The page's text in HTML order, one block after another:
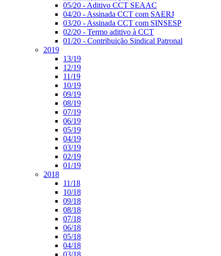
05/20 - Aditivo CCT SEAAC
04/20 - Assinada CCT com SAERJ
03/20 - Assinada CCT com SINSESP
02/20 - Termo aditivo à CCT
01/20 - Contribuição Sindical Patronal
2019
13/19
12/19
11/19
10/19
09/19
08/19
07/19
06/19
05/19
04/19
03/19
02/19
01/19
2018
11/18
10/18
09/18
08/18
07/18
06/18
05/18
04/18
03/18